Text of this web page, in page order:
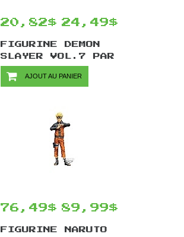
20,82$ 24,49$
FIGURINE DEMON
SLAYER VOL.7 PAR
BANPRESTO -
MUZAN KIBUTSUJI
AJOUT AU PANIER
76,49$ 89,99$
FIGURINE NARUTO